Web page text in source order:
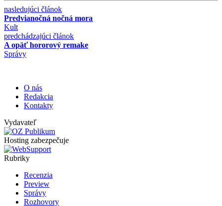
nasledujúci článok
Predvianočná nočná mora
Kult
predchádzajúci článok
A opäť hororový remake
Správy
O nás
Redakcia
Kontakty
Vydavateľ
Hosting zabezpečuje
Rubriky
Recenzia
Preview
Správy
Rozhovory